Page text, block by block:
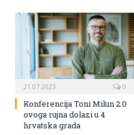
21.07.2023 0
Konferencija Toni Milun 2.0
ovoga rujna dolazi u 4
hrvatska grada